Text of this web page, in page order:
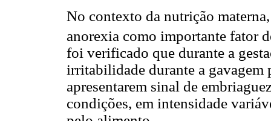
No contexto da nutrição
anorexia como importante fator
foi verificado que durante a
irritabilidade durante a gavagem
apresentarem sinal de
condições, em intensidade